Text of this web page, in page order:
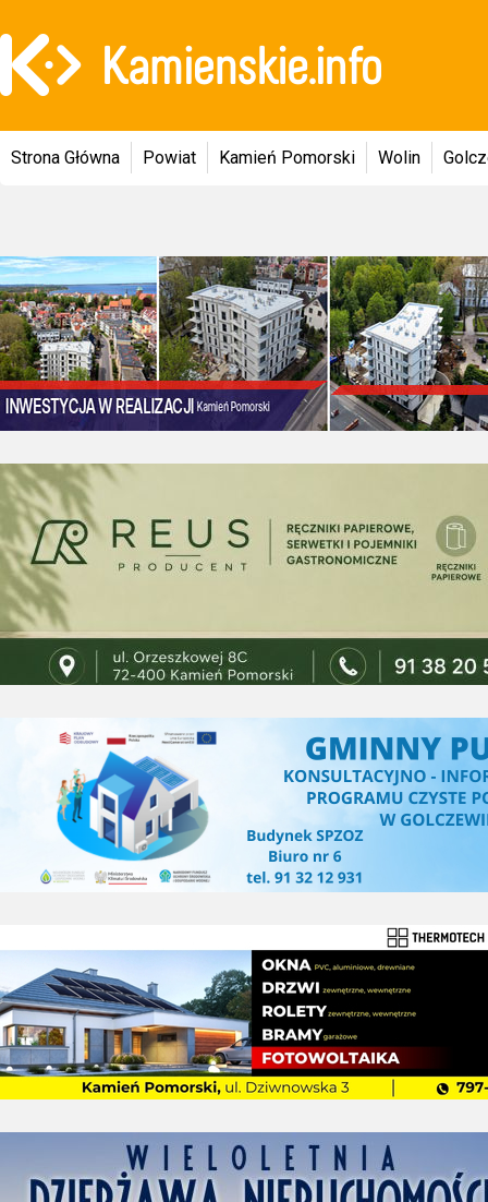
Strona Główna Powiat Kamień Pomorski Wolin